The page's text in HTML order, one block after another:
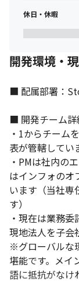
休日・休暇
開発環境・
■ 配属部署：
■ 開発チーム詳
・1からチーム
表が管轄してい
・PMは社内の
はインフォのオ
います（当社専
す）
・現在は業務
現地法人を子会
※グローバルな
堪能です。メイ
語に抵抗がなけ